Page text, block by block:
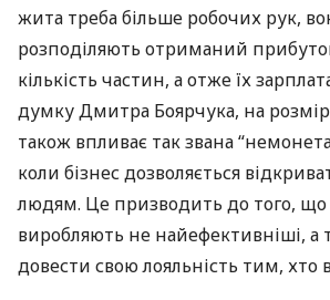
жита треба більше робочих рук,
розподіляють отриманий
кількість частин, а отже їх
думку Дмитра Боярчука, на розмір
також впливає так звана
коли бізнес дозволяється
людям. Це призводить до того,
виробляють не найефективніші, а
довести свою лояльність тим, хто